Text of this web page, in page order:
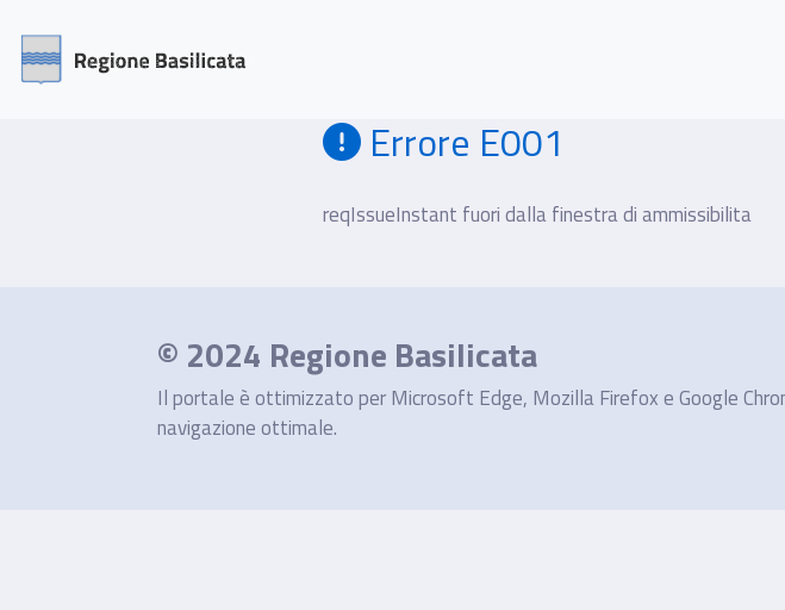
Errore E001
reqIssueInstant fuori dalla finestra di ammissibilita
© 2024 Regione Basilicata
Il portale è ottimizzato per Microsoft Edge, Mozilla Firefox e Google
navigazione ottimale.